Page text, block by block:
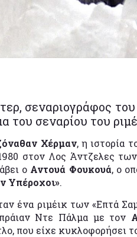
σεναριογράφος
του σεναρίου του
Χέρμαν, η ιστορία
στον Λος Άντζελες
ο Αντουά Φουκουά, ο
Υπέροχοι».
ένα ριμέικ των «Επτά
Ντε Πάλμα με τον
που είχε κυκλοφορήσει